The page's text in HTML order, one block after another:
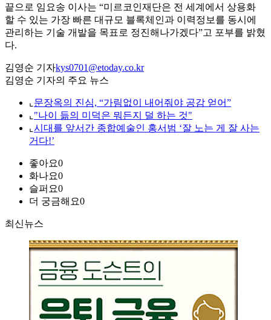
끝으로 임요송 이사는 “미르코인재단은 전 세계에서 상용화
할 수 있는 가장 빠른 대규모 블록체인과 이력정보를 동시에
관리하는 기술 개발을 목표로 정진해나가겠다”고 포부를 밝혔
다.
김영순 기자kys0701@etoday.co.kr
김영순 기자의 주요 뉴스
⌞ 문장옥의 진심, “가림없이 내어줘야 공감 얻어”
⌞ "나이 듦의 미덕은 뭐든지 덜 하는 것"
⌞ 시대를 앞서간 종합예술인 홍서범 ‘잘 노는 게 잘 사는
거다!’
좋아요0
화나요0
슬퍼요0
더 궁금해요0
최신뉴스